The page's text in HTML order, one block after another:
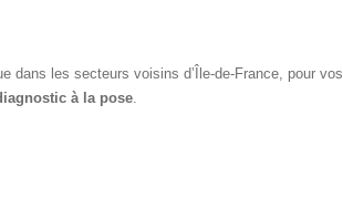
dans les secteurs voisins d’Île-de-France, pour vos
à la pose.